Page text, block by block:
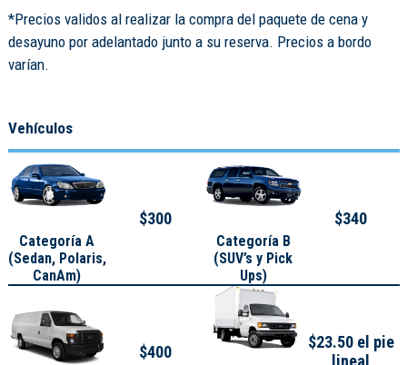
*Precios validos al realizar la compra del paquete de cena y
desayuno por adelantado junto a su reserva. Precios a bordo
varían.
Vehículos
Categoría A
(Sedan, Polaris,
CanAm)
$300
Categoría B
(SUV’s y Pick
Ups)
$340
$400
$23.50 el pie
lineal